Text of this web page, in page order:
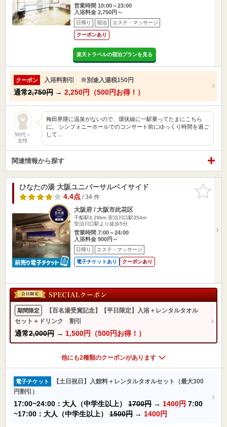
営業時間 10:00～23:00
入浴料金 2,750円～
日帰り 宿泊 エステ・マッサージ
クーポンあり
楽天トラベルの宿泊プランを見る
クーポン 入浴料割引 ※別途入湯税150円
通常2,750円 → 2,250円（500円お得！）
50代～
女性
梅田界隈に温泉がないので、環状線に一駅乗ってたまにこちら
に。 シンフォニーホールでのコンサート前にゆっくり時間を過ご
して…
関連情報から探す
お気に入
りに追加
ひなたの湯 大阪ユニバーサルベイサイド
4.4点/ 34 件
大阪府 / 大阪市此花区
千船駅4.28km 安治川口駅354m
安治川口駅より徒歩5分
営業時間 7:00～24:00
入浴料金 900円～
日帰り エステ・マッサージ
電子チケットあり クーポンあり
期間限定
【百名湯受賞記念】【平日限定】入浴＋レンタルタオル
セット＋ドリンク 割引
通常2,000円 → 1,500円（500円お得！）
他にも2種類のクーポンがあります
電子チケット
【土日祝日】入館料＋レンタルタオルセット（最大300
円割引）
17:00~24:00：大人（中学生以上） 1700円 → 1400円 7:00
~17:00：大人（中学生以上） 1500円 → 1400円